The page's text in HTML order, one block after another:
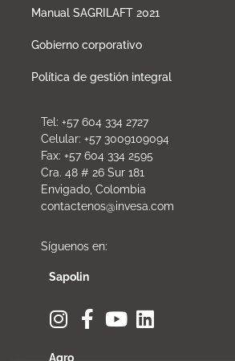
Manual SAGRILAFT 2021
Gobierno corporativo
Política de gestión integral
Tel: +57 604 334 2727
Celular: +57 3009109094
Fax: +57 604 334 2595
Cra. 48 # 26 Sur 181
Envigado, Colombia
contactenos@invesa.com
Síguenos en:
Sapolin
Agro